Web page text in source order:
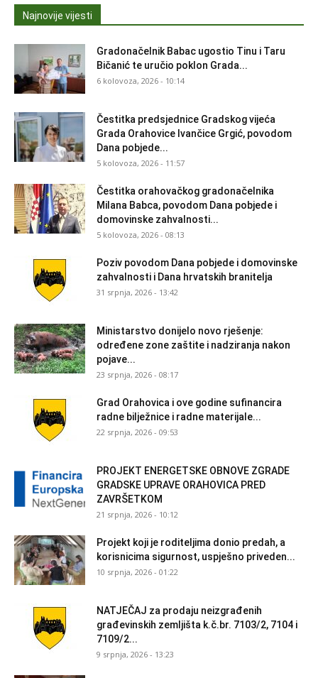
Najnovije vijesti
Gradonačelnik Babac ugostio Tinu i Taru
Bičanić te uručio poklon Grada...
6 kolovoza, 2026 - 10:14
Čestitka predsjednice Gradskog vijeća
Grada Orahovice Ivančice Grgić, povodom
Dana pobjede...
5 kolovoza, 2026 - 11:57
Čestitka orahovačkog gradonačelnika
Milana Babca, povodom Dana pobjede i
domovinske zahvalnosti...
5 kolovoza, 2026 - 08:13
Poziv povodom Dana pobjede i domovinske
zahvalnosti i Dana hrvatskih branitelja
31 srpnja, 2026 - 13:42
Ministarstvo donijelo novo rješenje:
određene zone zaštite i nadziranja nakon
pojave...
23 srpnja, 2026 - 08:17
Grad Orahovica i ove godine sufinancira
radne bilježnice i radne materijale...
22 srpnja, 2026 - 09:53
PROJEKT ENERGETSKE OBNOVE ZGRADE
GRADSKE UPRAVE ORAHOVICA PRED
ZAVRŠETKOM
21 srpnja, 2026 - 10:12
Projekt koji je roditeljima donio predah, a
korisnicima sigurnost, uspješno priveden...
10 srpnja, 2026 - 01:22
NATJEČAJ za prodaju neizgrađenih
građevinskih zemljišta k.č.br. 7103/2, 7104 i
7109/2...
9 srpnja, 2026 - 13:23